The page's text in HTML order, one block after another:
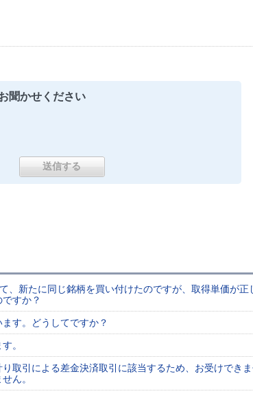
聞かせください
、新たに同じ銘柄を買い付けたのですが、取得単価が正
すか？
す。どうしてですか？
。
取引による差金決済取引に該当するため、お受けでき
ん。